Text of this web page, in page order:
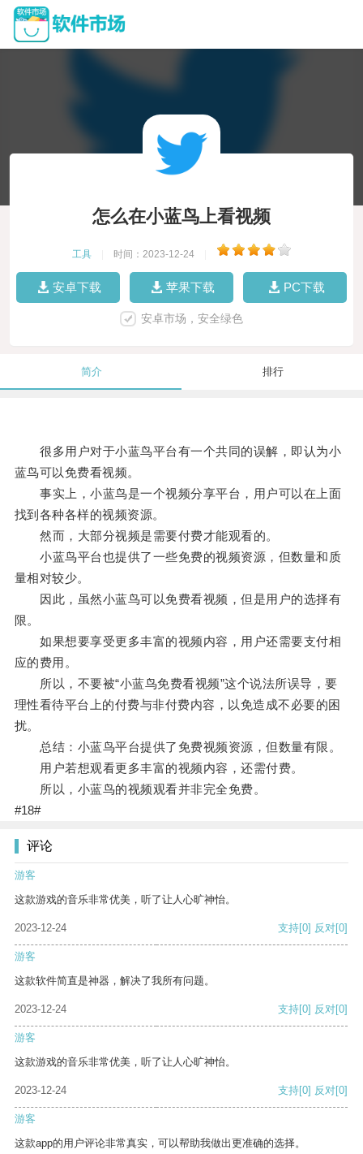
怎么在小蓝鸟上看视频
工具 时间：2023-12-24
安卓下载 苹果下载 PC下载
安卓市场，安全绿色
简介 排行
很多用户对于小蓝鸟平台有一个共同的误解，即认为小
蓝鸟可以免费看视频。
事实上，小蓝鸟是一个视频分享平台，用户可以在上面
找到各种各样的视频资源。
然而，大部分视频是需要付费才能观看的。
小蓝鸟平台也提供了一些免费的视频资源，但数量和质
量相对较少。
因此，虽然小蓝鸟可以免费看视频，但是用户的选择有
限。
如果想要享受更多丰富的视频内容，用户还需要支付相
应的费用。
所以，不要被“小蓝鸟免费看视频”这个说法所误导，要
理性看待平台上的付费与非付费内容，以免造成不必要的困
扰。
总结：小蓝鸟平台提供了免费视频资源，但数量有限。
用户若想观看更多丰富的视频内容，还需付费。
所以，小蓝鸟的视频观看并非完全免费。
#18#
评论
游客
这款游戏的音乐非常优美，听了让人心旷神怡。
2023-12-24 支持[0] 反对[0]
游客
这款软件简直是神器，解决了我所有问题。
2023-12-24 支持[0] 反对[0]
游客
这款游戏的音乐非常优美，听了让人心旷神怡。
2023-12-24 支持[0] 反对[0]
游客
这款app的用户评论非常真实，可以帮助我做出更准确的选择。